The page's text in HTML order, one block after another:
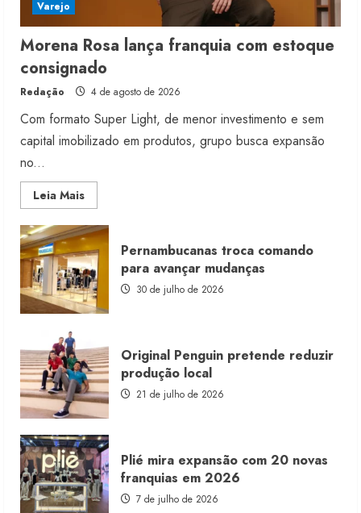
Varejo
Morena Rosa lança franquia com estoque
consignado
Redação 4 de agosto de 2026
Com formato Super Light, de menor investimento e sem
capital imobilizado em produtos, grupo busca expansão
no...
Leia MaisRead
more
Morena
Rosa
lança
franquia
com
estoque
consignado
Pernambucanas troca comando
para avançar mudanças
30 de julho de 2026
Original Penguin pretende reduzir
produção local
21 de julho de 2026
Plié mira expansão com 20 novas
franquias em 2026
7 de julho de 2026